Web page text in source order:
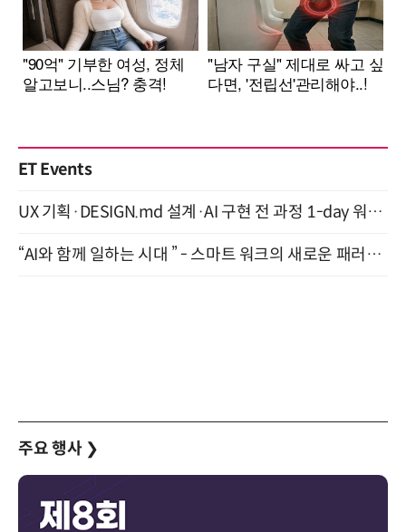
ET Events
UX 기획·DESIGN.md 설계·AI 구현 전 과정 1-day 워크숍 with Claude Code·Codex 9월 15일 개최
“AI와 함께 일하는 시대 ” - 스마트 워크의 새로운 패러다임 (9/11)
주요 행사 ❯